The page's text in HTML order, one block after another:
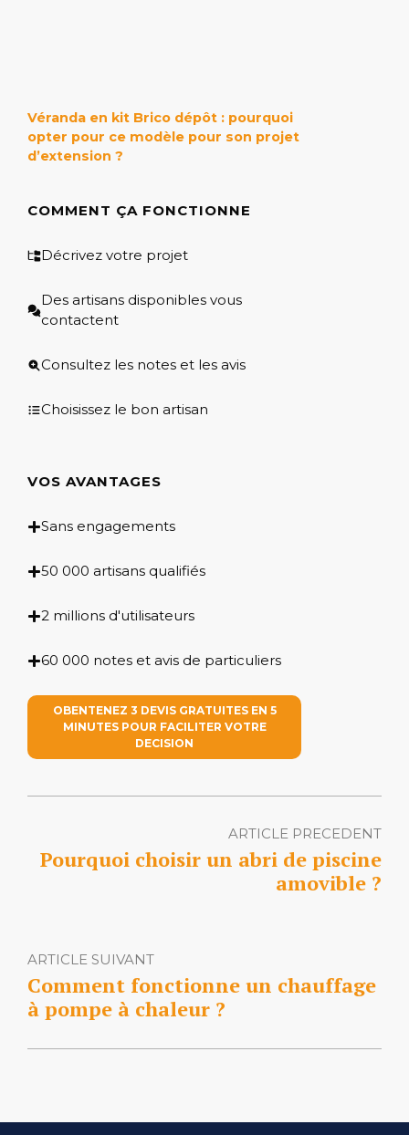
Véranda en kit Brico dépôt : pourquoi
opter pour ce modèle pour son projet
d’extension ?
COMMENT ÇA FONCTIONNE
Décrivez votre projet
Des artisans disponibles vous
contactent
Consultez les notes et les avis
Choisissez le bon artisan
VOS AVANTAGES
Sans engagements
50 000 artisans qualifiés
2 millions d'utilisateurs
60 000 notes et avis de particuliers
OBENTENEZ 3 DEVIS GRATUITES EN 5
MINUTES POUR FACILITER VOTRE
DECISION
ARTICLE PRECEDENT
Pourquoi choisir un abri de piscine
amovible ?
ARTICLE SUIVANT
Comment fonctionne un chauffage
à pompe à chaleur ?